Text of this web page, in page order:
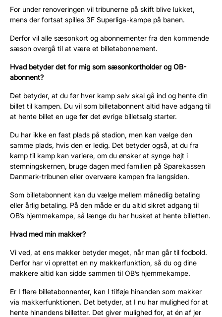
For under renoveringen vil tribunerne på skift blive lukket,
mens der fortsat spilles 3F Superliga-kampe på banen.
Derfor vil alle sæsonkort og abonnementer fra den kommende
sæson overgå til at være et billetabonnement.
Hvad betyder det for mig som sæsonkortholder og OB-
abonnent?
Det betyder, at du før hver kamp selv skal gå ind og hente din
billet til kampen. Du vil som billetabonnent altid have adgang til
at hente billet en uge før det øvrige billetsalg starter.
Du har ikke en fast plads på stadion, men kan vælge den
samme plads, hvis den er ledig. Det betyder også, at du fra
kamp til kamp kan variere, om du ønsker at synge højt i
stemningskernen, bruge dagen med familien på Sparekassen
Danmark-tribunen eller overvære kampen fra langsiden.
Som billetabonnent kan du vælge mellem månedlig betaling
eller årlig betaling. På den måde er du altid sikret adgang til
OB’s hjemmekampe, så længe du har husket at hente billetten.
Hvad med min makker?
Vi ved, at ens makker betyder meget, når man går til fodbold.
Derfor har vi oprettet en ny makkerfunktion, så du og dine
makkere altid kan sidde sammen til OB’s hjemmekampe.
Er I flere billetabonnenter, kan I tilføje hinanden som makker
via makkerfunktionen. Det betyder, at I nu har mulighed for at
hente hinandens billetter. Det giver mulighed for, at én af jer